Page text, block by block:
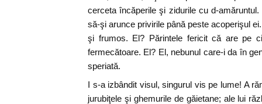
cerceta încăperile şi zidurile cu d-
să-şi arunce privirile până peste acoperişul
şi frumos. El? Părintele fericit că are pe
fermecătoare. El? El, nebunul care-i da în
speriată.
I s-a izbândit visul, singurul vis pe lume! A
jurubiţele şi ghemurile de găietane; ale lui